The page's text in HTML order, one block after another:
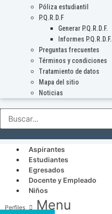
Póliza estudiantil
P.Q.R.D.F
Generar P.Q.R.D.F.
Informes P.Q.R.D.F.
Preguntas frecuentes
Términos y condiciones
Tratamiento de datos
Mapa del sitio
Noticias
Aspirantes
Estudiantes
Egresados
Docente y Empleado
Niños
Menu